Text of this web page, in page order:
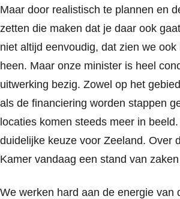
Maar door realistisch te plannen en
zetten die maken dat je daar ook
niet altijd eenvoudig, dat zien we
heen. Maar onze minister is heel
uitwerking bezig. Zowel op het
als de financiering worden stappen
locaties komen steeds meer in
duidelijke keuze voor Zeeland. Over
Kamer vandaag een stand van
We werken hard aan de energie van